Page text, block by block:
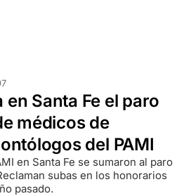
Santa Fe el paro
médicos de
del PAMI
en Santa Fe se sumaron al paro
subas en los honorarios
pasado.